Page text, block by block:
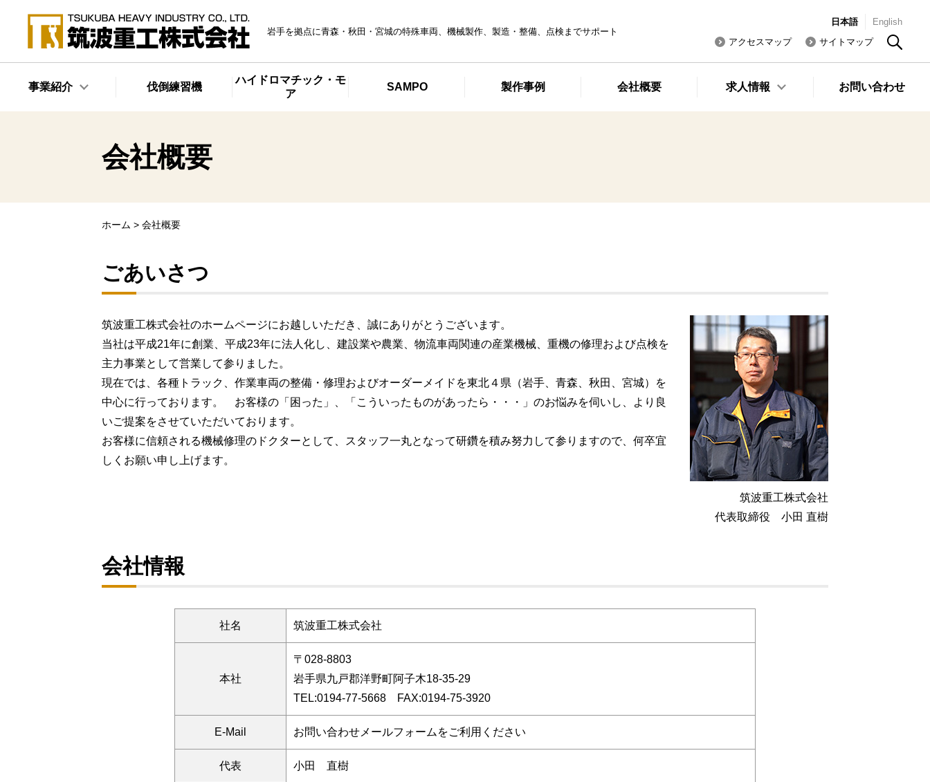
岩手を拠点に青森・秋田・宮城の特殊車両、機械製作、製造・整備、点検までサポート
アクセスマップ
サイトマップ
日本語 English
事業紹介 伐倒練習機
ハイドロマチック・モ
ア
SAMPO 製作事例 会社概要 求人情報 お問い合わせ
会社概要
ホーム > 会社概要
ごあいさつ
筑波重工株式会社のホームページにお越しいただき、誠にありがとうございます。
当社は平成21年に創業、平成23年に法人化し、建設業や農業、物流車両関連の産業機械、重機の修理および点検を
主力事業として営業して参りました。
現在では、各種トラック、作業車両の整備・修理およびオーダーメイドを東北４県（岩手、青森、秋田、宮城）を
中心に行っております。 お客様の「困った」、「こういったものがあったら・・・」のお悩みを伺いし、より良
いご提案をさせていただいております。
お客様に信頼される機械修理のドクターとして、スタッフ一丸となって研鑽を積み努力して参りますので、何卒宜
しくお願い申し上げます。
筑波重工株式会社
代表取締役 小田 直樹
会社情報
社名 筑波重工株式会社
本社
〒028-8803
岩手県九戸郡洋野町阿子木18-35-29
TEL:0194-77-5668 FAX:0194-75-3920
E-Mail お問い合わせメールフォーム をご利用ください
代表 小田 直樹